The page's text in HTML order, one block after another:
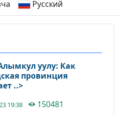
Русский
уулу: Как
провинция
..>
19:38
150481